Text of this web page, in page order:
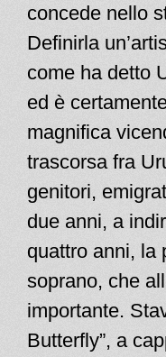
concede nello
Definirla
come ha detto
ed è
magnifica
trascorsa fra
genitori,
due anni, a
quattro anni, la
soprano, che
importante.
Butterfly”, a